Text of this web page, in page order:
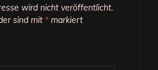
wird nicht veröffentlicht.
sind mit * markiert